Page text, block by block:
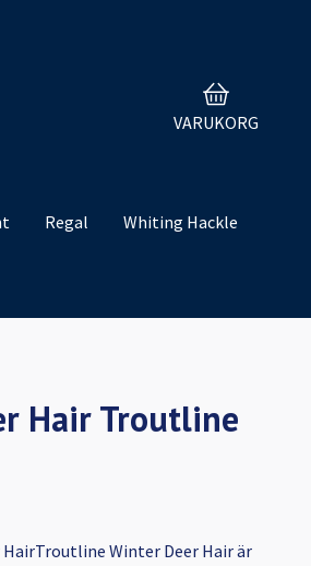
VARUKORG
Regal
Whiting Hackle
Hair Troutline
Winter Deer Hair är